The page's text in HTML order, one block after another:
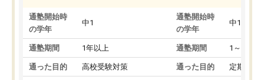
通塾開始時
の学年
中1
通塾期間 1年以上
通った目的 高校受験対策
通塾開始時
の学年
中1
通塾期間 1～3ヵ月
通った目的 定期テス